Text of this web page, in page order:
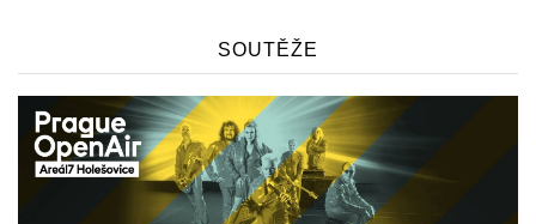
SOUTĚŽE